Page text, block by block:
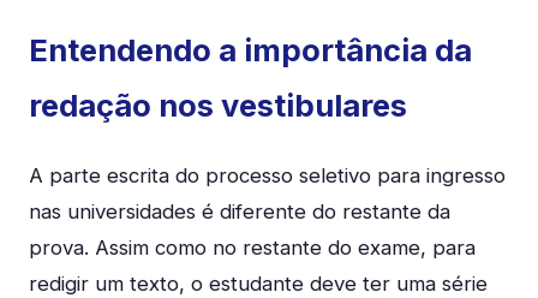
Entendendo a importância da
redação nos vestibulares
A parte escrita do processo seletivo para ingresso
nas universidades é diferente do restante da
prova. Assim como no restante do exame, para
redigir um texto, o estudante deve ter uma série